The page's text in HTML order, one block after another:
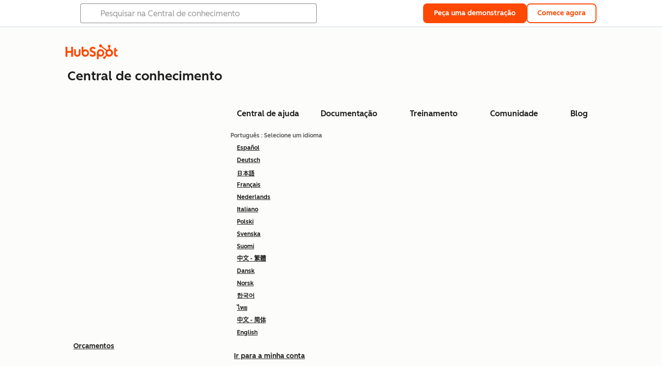
Peça uma demonstração Comece agora
Central de conhecimento
Central de ajuda Documentação Treinamento Comunidade Blog
Português : Selecione um idioma
Español
Deutsch
日本語
Français
Nederlands
Italiano
Polski
Svenska
Suomi
中文 - 繁體
Dansk
Norsk
한국어
ไทย
中文 - 简体
English
Ir para a minha conta
Orçamentos